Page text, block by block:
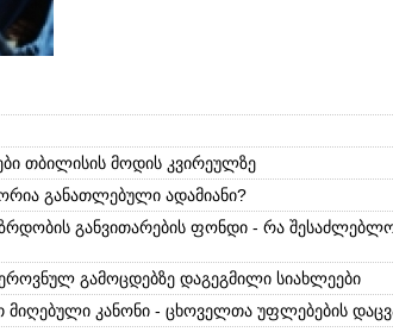
თბილისის მოდის კვირეულზე
განათლებული ადამიანი?
განვითარების ფონდი - რა
გამოცდებზე დაგეგმილი სიახლეები
მიღებული კანონი - ცხოველთა უფლებების